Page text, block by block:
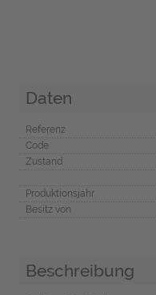
Daten
Referenz
Code
Zustand
Produktionsjahr
Besitz von
Beschreibung